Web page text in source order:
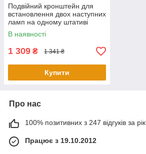
Подвійний кронштейн для
встановлення двох наступних
ламп на одному штативі
SCANGRIP
В наявності
1 309 ₴ 1 341 ₴
Купити
Про нас
100% позитивних з 247 відгуків за рік
Працює з 19.10.2012